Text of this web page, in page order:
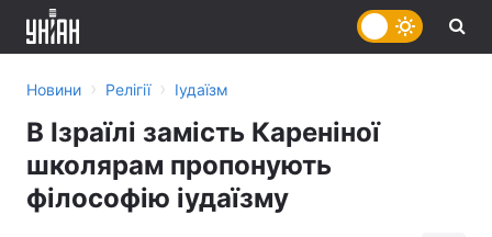
Новини › Релігії › Іудаїзм
В Ізраїлі замість Кареніної
школярам пропонують
філософію іудаїзму